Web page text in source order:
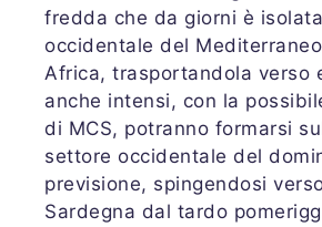
fredda che da giorni è
occidentale del
Africa, trasportandola verso
anche intensi, con la
di MCS, potranno formarsi
settore occidentale del
previsione, spingendosi
Sardegna dal tardo